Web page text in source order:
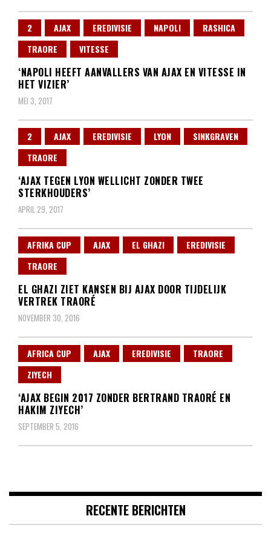
2 AJAX EREDIVISIE NAPOLI
RASHICA
TRAORE
VITESSE
‘NAPOLI HEEFT AANVALLERS VAN AJAX EN VITESSE IN
HET VIZIER’
MEI 3, 2017
2 AJAX EREDIVISIE LYON
SINKGRAVEN
TRAORE
‘AJAX TEGEN LYON WELLICHT ZONDER TWEE
STERKHOUDERS’
APRIL 29, 2017
AFRIKA CUP AJAX EL GHAZI
EREDIVISIE
TRAORE
EL GHAZI ZIET KANSEN BIJ AJAX DOOR TIJDELIJK
VERTREK TRAORÉ
NOVEMBER 30, 2016
AFRICA CUP AJAX EREDIVISIE
TRAORE
ZIYECH
‘AJAX BEGIN 2017 ZONDER BERTRAND TRAORÉ EN
HAKIM ZIYECH’
SEPTEMBER 5, 2016
RECENTE BERICHTEN